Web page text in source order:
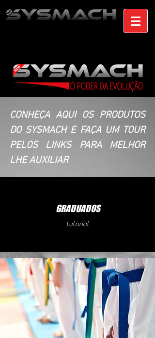
CONHEÇA AQUI OS PRODUTOS
DO SYSMACH E FAÇA UM TOUR
PELOS LINKS PARA MELHOR
LHE AUXILIAR
GRADUADOS
tutorial